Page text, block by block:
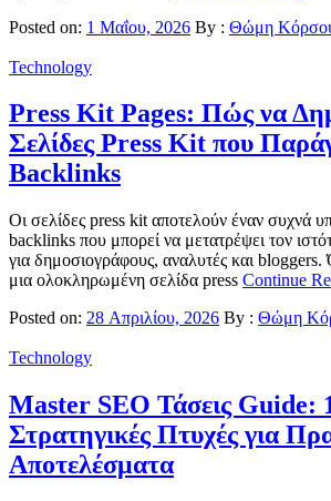
Posted on: 1 Μαΐου, 2026 By : Θώμη
Technology
Press Kit Pages: Πώς να
Σελίδες Press Kit που
Backlinks
Οι σελίδες press kit αποτελούν έναν συχνά
backlinks που μπορεί να μετατρέψει τον
για δημοσιογράφους, αναλυτές και bloggers.
μια ολοκληρωμένη σελίδα press Continue
Posted on: 28 Απριλίου, 2026 By : Θώμη
Technology
Master SEO Τάσεις Guide:
Στρατηγικές Πτυχές για
Αποτελέσματα